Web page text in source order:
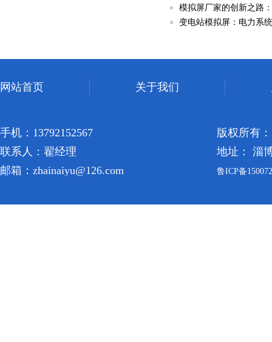
模拟屏厂家的创新之路：从传统制造到智
变电站模拟屏：电力系统智能运
网站首页 关于我们
手机：13792152567
联系人：翟经理
邮箱：zhainaiyu@126.com
版权所有
地址： 淄
鲁ICP备